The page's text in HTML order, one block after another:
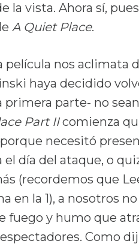
la vista. Ahora sí,
A Quiet Place.
película nos aclimata
haya decidido
primera parte- no
Part IIcomienza
necesitó
día del ataque, o
(recordemos que
en la 1), a nosotros
fuego y humo que
Como